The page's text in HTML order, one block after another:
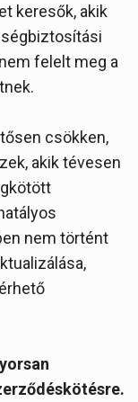
keresők, akik
felelt meg a
csökken,
akik tévesen
nem történt